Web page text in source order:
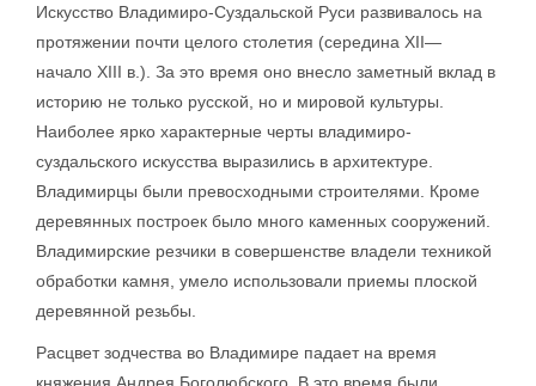
Искусство Владимиро-Суздальской Руси развивалось на
протяжении почти целого столетия (середина XII—
начало XIII в.). За это время оно внесло заметный вклад в
историю не только русской, но и мировой культуры.
Наиболее ярко характерные черты владимиро-
суздальского искусства выразились в архитектуре.
Владимирцы были превосходными строителями. Кроме
деревянных построек было много каменных сооружений.
Владимирские резчики в совершенстве владели техникой
обработки камня, умело использовали приемы плоской
деревянной резьбы.
Расцвет зодчества во Владимире падает на время
княжения Андрея Боголюбского. В это время были